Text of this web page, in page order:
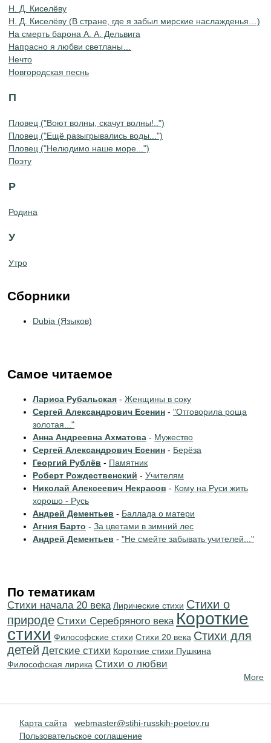
Н. Д. Киселёву
Н. Д. Киселёву (В стране, где я забыл мирские наслажденья…)
На смерть барона А. А. Дельвига
Напрасно я любви светланы…
Нечто
Новгородская песнь
П
Пловец ("Воют волны, скачут волны!..")
Пловец ("Ещё разыгрывались воды...")
Пловец ("Нелюдимо наше море...")
Поэту
Р
Родина
У
Утро
Сборники
Dubia (Языков)
Самое читаемое
Лариса Рубальская - Женщины в соку
Сергей Александрович Есенин - "Отговорила роща
золотая..."
Анна Андреевна Ахматова - Мужество
Сергей Александрович Есенин - Берёза
Георгий Рублёв - Памятник
Роберт Рождественский - Учителям
Николай Алексеевич Некрасов - Кому на Руси жить
хорошо - Русь
Андрей Дементьев - Баллада о матери
Агния Барто - За цветами в зимний лес
Андрей Дементьев - "Не смейте забывать учителей..."
По тематикам
Cтихи начала 20 века Лирические стихи Стихи о
природе Cтихи Серебряного века Короткие
стихи Философские стихи Стихи 20 века Стихи для
детей Детские стихи Короткие стихи Пушкина
Философская лирика Стихи о любви
More
Карта сайта
webmaster@stihi-russkih-poetov.ru
Пользовательское соглашение